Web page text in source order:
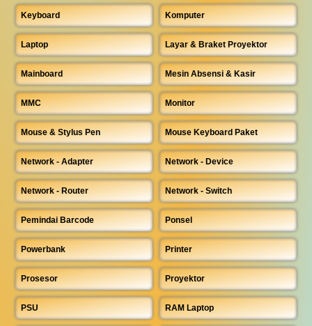
Keyboard Komputer
Laptop Layar & Braket Proyektor
Mainboard Mesin Absensi & Kasir
MMC Monitor
Mouse & Stylus Pen Mouse Keyboard Paket
Network - Adapter Network - Device
Network - Router Network - Switch
Pemindai Barcode Ponsel
Powerbank Printer
Prosesor Proyektor
PSU RAM Laptop